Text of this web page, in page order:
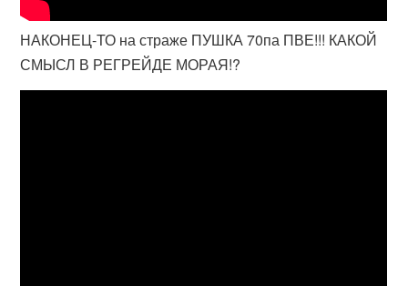
НАКОНЕЦ-ТО на страже ПУШКА 70па ПВЕ!!! КАКОЙ
СМЫСЛ В РЕГРЕЙДЕ МОРАЯ!?